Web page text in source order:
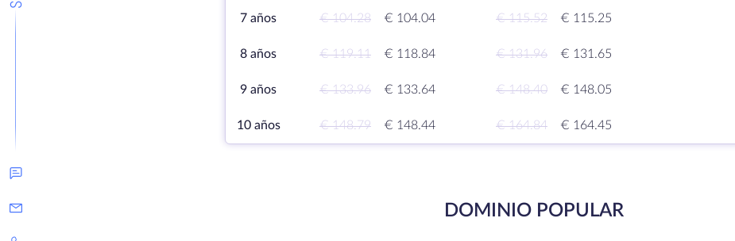
7 años € 104.28 € 104.04 € 115.52 € 115.25
8 años € 119.11 € 118.84 € 131.96 € 131.65
9 años € 133.96 € 133.64 € 148.40 € 148.05
10 años € 148.79 € 148.44 € 164.84 € 164.45
DOMINIO POPULAR